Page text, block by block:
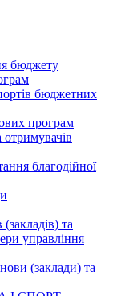
бюджету
бюджетних
програм
отримувачів
благодійної
та
управління
(заклади) та